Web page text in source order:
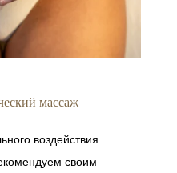
массаж
воздействия
своим